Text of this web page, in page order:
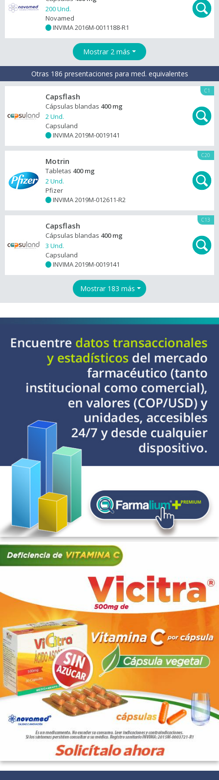
200 Und.
Novamed
INVIMA 2016M-0011188-R1
Mostrar 2 más
Otras 186 presentaciones para med. equivalentes
C1
Capsflash
Cápsulas blandas 400 mg
2 Und.
Capsuland
INVIMA 2019M-0019141
C20
Motrin
Tabletas 400 mg
2 Und.
Pfizer
INVIMA 2019M-012611-R2
C13
Capsflash
Cápsulas blandas 400 mg
3 Und.
Capsuland
INVIMA 2019M-0019141
Mostrar 183 más